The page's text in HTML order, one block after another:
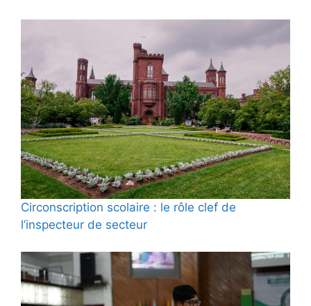
Circonscription scolaire : le rôle clef de
l’inspecteur de secteur